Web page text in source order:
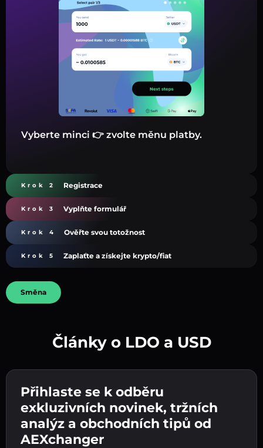
Vyberte minci 👉 zvolte měnu platby.
Krok 2 Registrace
Krok 3 Vyplňte formulář
Zadejte adresu své kryptopeněženky 👉
pokračujte k dalšímu kroku.
Krok 4 Ověřte svou totožnost
Potvrďte svou totožnost 👉 pokračujte k
poslednímu kroku.
Krok 5 Zaplaťte a získejte krypto/fiat
Odešlete vklad 👉 obdržíte kryptoměnu nebo
fiat měnu ve své peněžence.
Směna
Články o LDO a USD
Přihlaste se k odběru
exkluzivních novinek, tržních
analýz a obchodních tipů od
AEXchanger